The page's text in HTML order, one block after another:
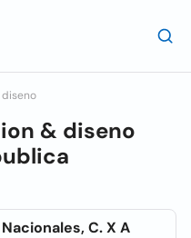
& diseno
C. X A